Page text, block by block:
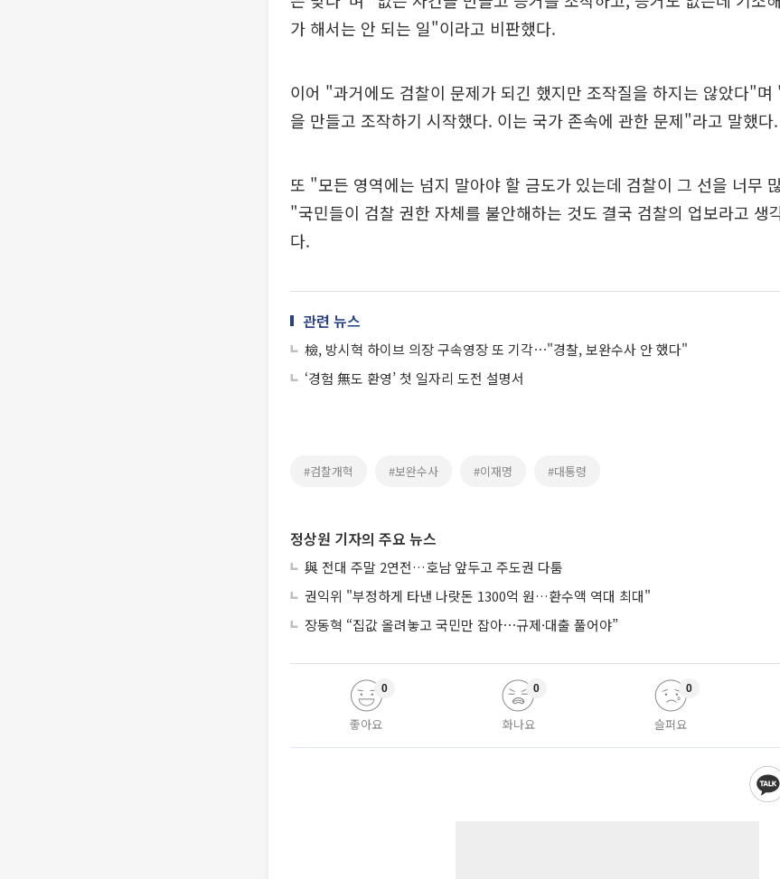
가 해서는 안 되는 일"이라고 비판했다.
이어 "과거에도 검찰이 문제가 되긴 했지만 조작질을 하지는 않았다"며
을 만들고 조작하기 시작했다. 이는 국가 존속에 관한 문제"라고 말했다.
또 "모든 영역에는 넘지 말아야 할 금도가 있는데 검찰이 그 선을 너무
"국민들이 검찰 권한 자체를 불안해하는 것도 결국 검찰의 업보라고 생
다.
관련 뉴스
檢, 방시혁 하이브 의장 구속영장 또 기각⋯"경찰, 보완수사 안 했다"
‘경험 無도 환영’ 첫 일자리 도전 설명서
#검찰개혁 #보완수사 #이재명 #대통령
정상원 기자의 주요 뉴스
與 전대 주말 2연전…호남 앞두고 주도권 다툼
권익위 "부정하게 타낸 나랏돈 1300억 원…환수액 역대 최대"
장동혁 “집값 올려놓고 국민만 잡아⋯규제·대출 풀어야”
좋아요
0
화나요
0
슬퍼요
0